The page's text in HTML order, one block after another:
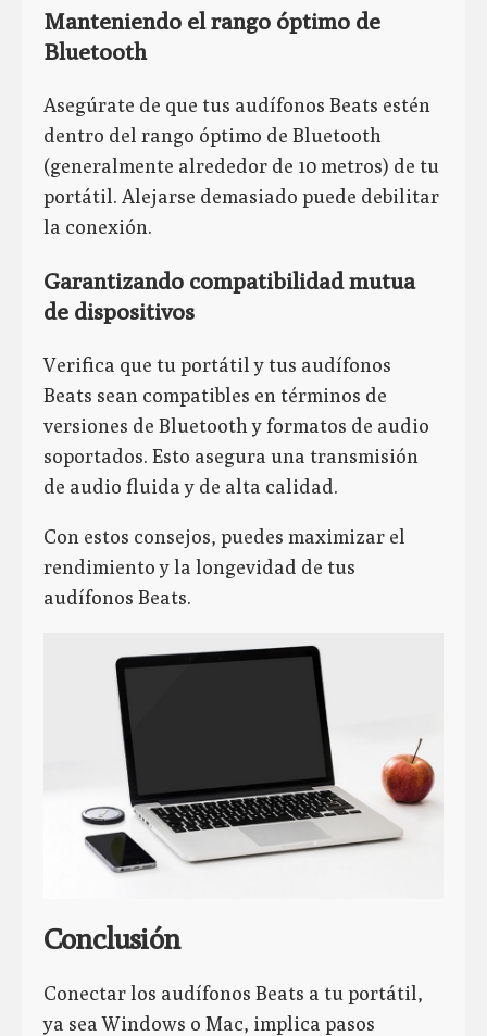
Manteniendo el rango óptimo de
Bluetooth
Asegúrate de que tus audífonos Beats estén
dentro del rango óptimo de Bluetooth
(generalmente alrededor de 10 metros) de tu
portátil. Alejarse demasiado puede debilitar
la conexión.
Garantizando compatibilidad mutua
de dispositivos
Verifica que tu portátil y tus audífonos
Beats sean compatibles en términos de
versiones de Bluetooth y formatos de audio
soportados. Esto asegura una transmisión
de audio fluida y de alta calidad.
Con estos consejos, puedes maximizar el
rendimiento y la longevidad de tus
audífonos Beats.
Conclusión
Conectar los audífonos Beats a tu portátil,
ya sea Windows o Mac, implica pasos